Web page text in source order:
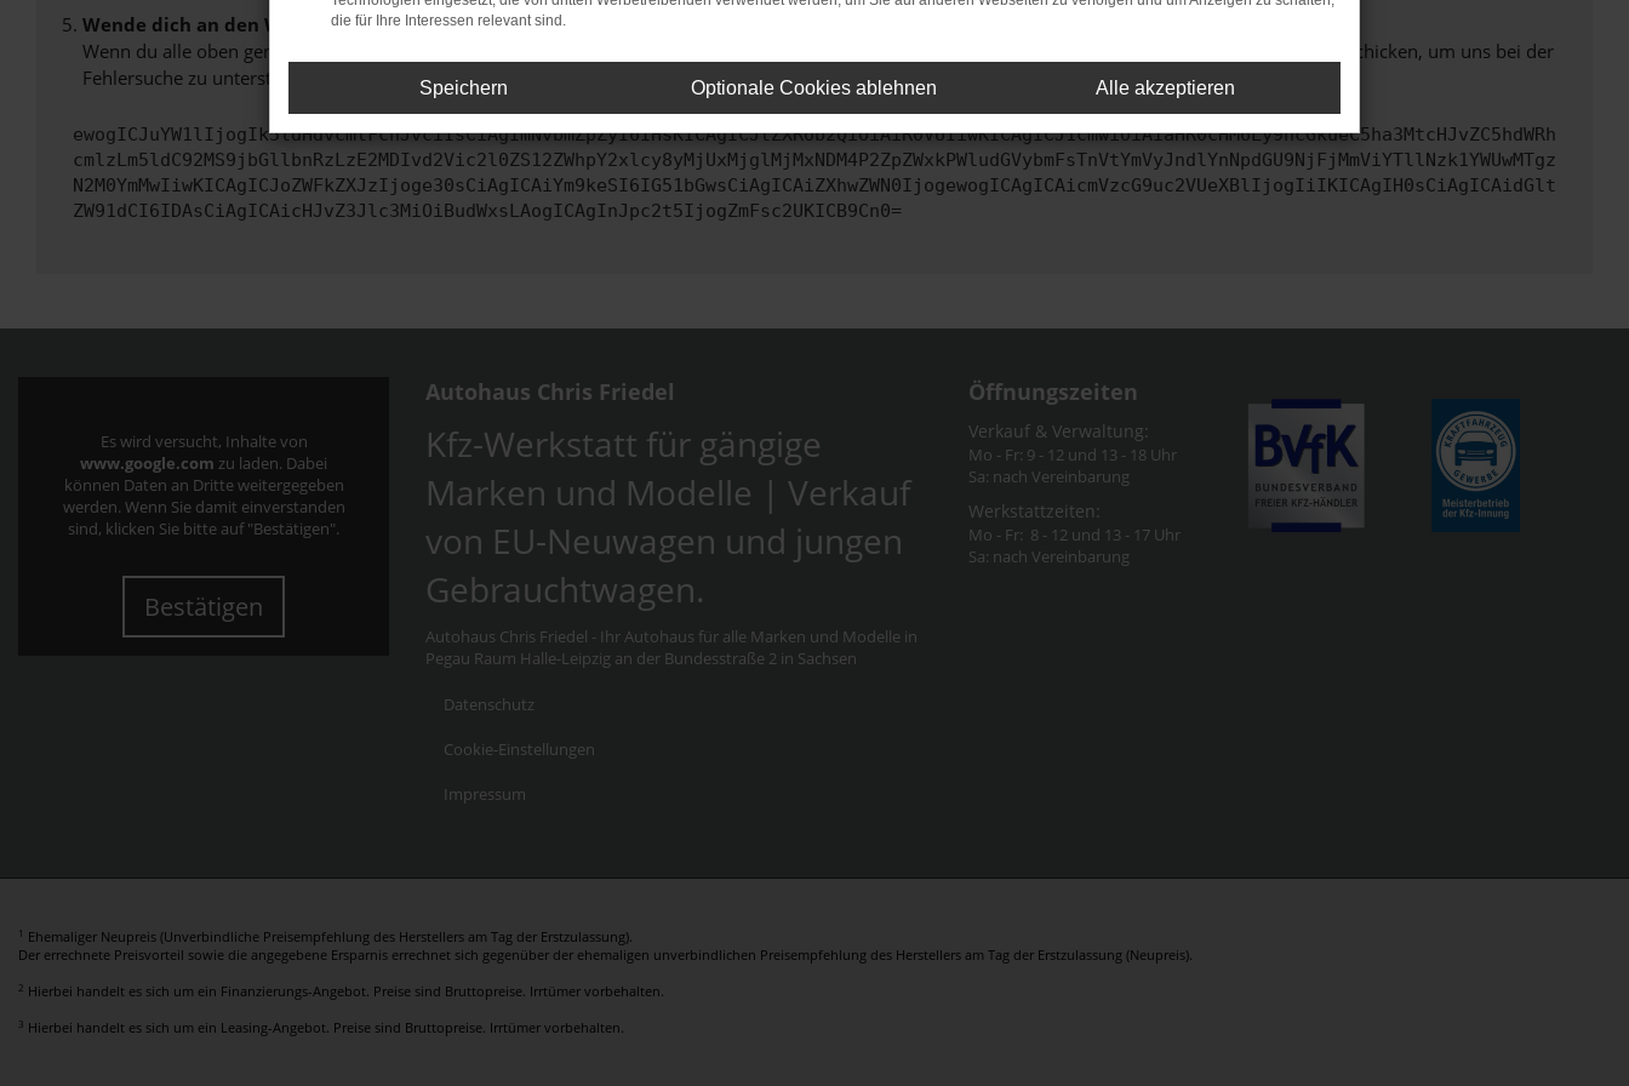
Wende dich an den Webseitenbetreiber.
Wenn du alle oben genannten Schritte versucht hast, kontaktiere uns bitte. Wir werden versuchen, das Problem zu beheben. Du kannst uns diesen Text schicken, um uns bei der
Fehlersuche zu unterstützen:
ewogICJuYW1lIjogIk5ldHdvcmtFcnJvciIsCiAgImNvbmZpZyI6IHsKICAgICJtZXRob2QiOiAiR0VUIiwKICAgICJ1cmwiOiAiaHR0cHM6Ly9hcGkueC5ha3MtcHJvZC5hdWRh
cmlzLm5ldC92MS9jbGllbnRzLzE2MDIvd2Vic2l0ZS12ZWhpY2xlcy8yMjUxMjglMjMxNDM4P2ZpZWxkPWludGVybmFsTnVtYmVyJndlYnNpdGU9NjFjMmViYTllNzk1YWUwMTgz
N2M0YmMwIiwKICAgICJoZWFkZXJzIjoge30sCiAgICAiYm9keSI6IG51bGwsCiAgICAiZXhwZWN0IjogewogICAgICAicmVzcG9uc2VUeXBlIjogIiIKICAgIH0sCiAgICAidGlt
ZW91dCI6IDAsCiAgICAicHJvZ3Jlc3MiOiBudWxsLAogICAgInJpc2t5IjogZmFsc2UKICB9Cn0=
Es wird versucht, Inhalte von
www.google.com zu laden. Dabei
können Daten an Dritte weitergegeben
werden. Wenn Sie damit einverstanden
sind, klicken Sie bitte auf "Bestätigen".
Bestätigen
Autohaus Chris Friedel
Kfz-Werkstatt für gängige
Marken und Modelle | Verkauf
von EU-Neuwagen und jungen
Gebrauchtwagen.
Autohaus Chris Friedel - Ihr Autohaus für alle Marken und Modelle in
Pegau Raum Halle-Leipzig an der Bundesstraße 2 in Sachsen
Datenschutz
Cookie-Einstellungen
Impressum
Öffnungszeiten
Verkauf & Verwaltung:
Mo - Fr: 9 - 12 und 13 - 18 Uhr
Sa: nach Vereinbarung
Werkstattzeiten:
Mo - Fr: 8 - 12 und 13 - 17 Uhr
Sa: nach Vereinbarung
1 Ehemaliger Neupreis (Unverbindliche Preisempfehlung des Herstellers am Tag der Erstzulassung).
Der errechnete Preisvorteil sowie die angegebene Ersparnis errechnet sich gegenüber der ehemaligen unverbindlichen Preisempfehlung des Herstellers am Tag der Erstzulassung (Neupreis).
2 Hierbei handelt es sich um ein Finanzierungs-Angebot. Preise sind Bruttopreise. Irrtümer vorbehalten.
3 Hierbei handelt es sich um ein Leasing-Angebot. Preise sind Bruttopreise. Irrtümer vorbehalten.
die für Ihre Interessen relevant sind.
Speichern Optionale Cookies ablehnen Alle akzeptieren